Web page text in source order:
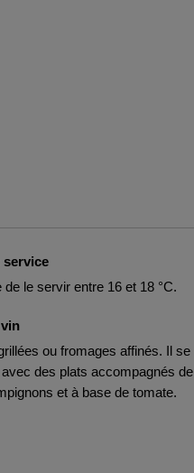
service
le servir entre 16 et 18 °C.
ou fromages affinés. Il se
des plats accompagnés de
et à base de tomate.